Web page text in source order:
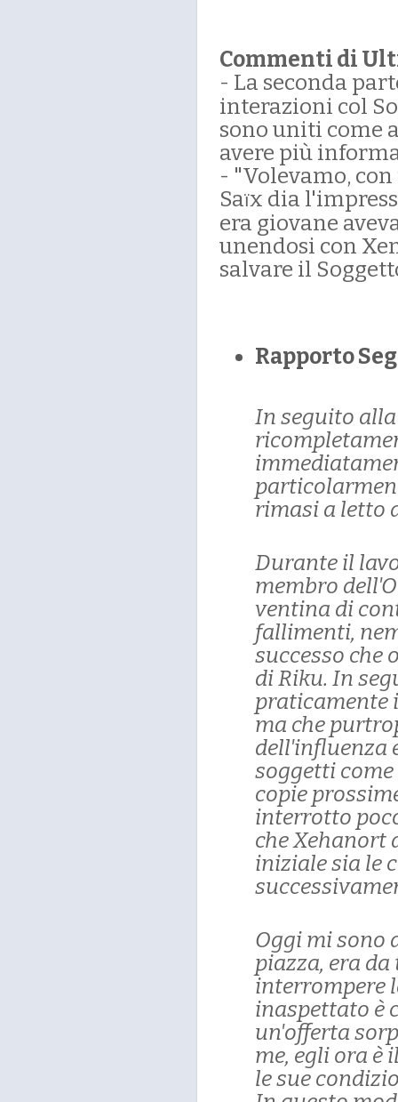
Commenti di
- La seconda
interazioni col
sono uniti come
avere più
- "Volevamo,
Saïx dia
era giovane
unendosi con
salvare il
Rapporto
In seguito
rimasi a letto
Durante il
membro
ventina di
fallimenti,
successo che
di Riku. In
praticamente
ma che
dell'influenza
soggetti
copie
interrotto
che Xehanort
iniziale sia le
Oggi mi sono
piazza, era
interrompere
inaspettato è
un'offerta
me, egli ora è
le sue